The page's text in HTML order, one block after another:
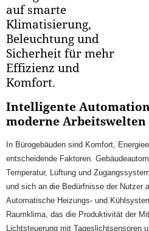
auf smarte
Klimatisierung,
Beleuchtung und
Sicherheit für mehr
Effizienz und
Komfort.
Intelligente
moderne Arbeitswelten
In Bürogebäuden sind Komfort,
entscheidende Faktoren.
Temperatur, Lüftung und
und sich an die Bedürfnisse der Nutzer
Automatische Heizungs- und
Raumklima, das die Produktivität der
Lichtsteuerung mit Tageslichtsensoren